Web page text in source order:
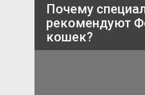
Почему
рекомендуют
кошек?